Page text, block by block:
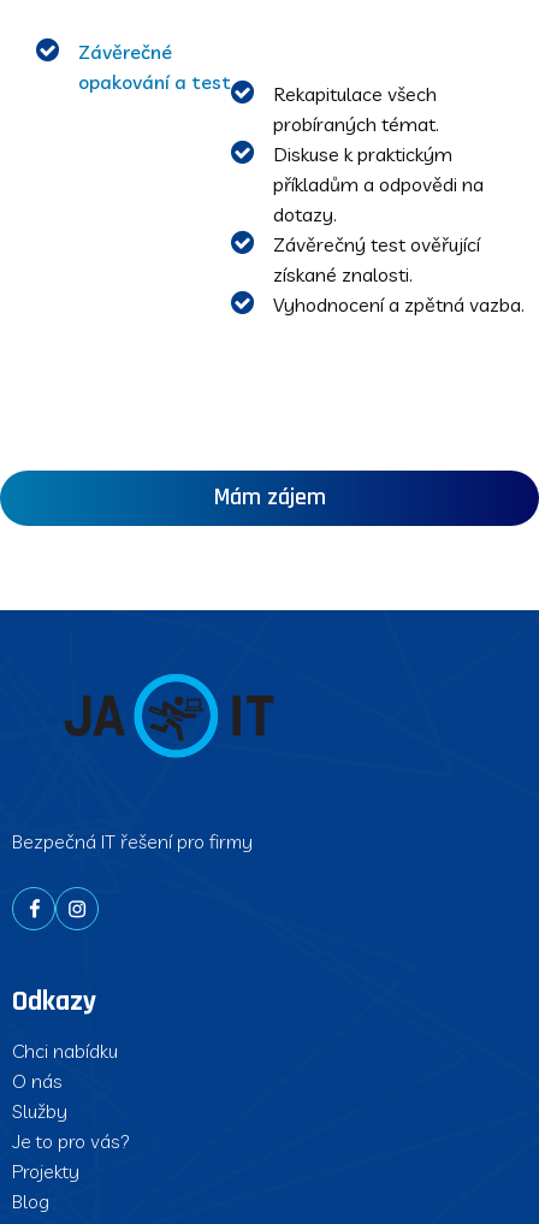
Závěrečné
opakování a test
Rekapitulace všech
probíraných témat.
Diskuse k praktickým
příkladům a odpovědi na
dotazy.
Závěrečný test ověřující
získané znalosti.
Vyhodnocení a zpětná vazba.
Mám zájem
Bezpečná IT řešení pro firmy
Odkazy
Chci nabídku
O nás
Služby
Je to pro vás?
Projekty
Blog